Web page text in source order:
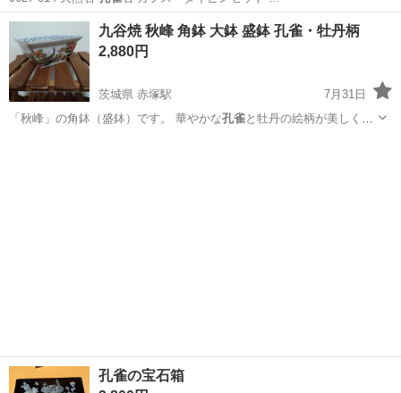
北海道 北見市 アクセサリー 現地
九谷焼 秋峰 角鉢 大鉢 盛鉢 孔雀・牡丹柄
2,880円
茨城県 赤塚駅
7月31日
「秋峰」の角鉢（盛鉢）です。 華やかな孔雀と牡丹の絵柄が美しく、
孔雀の宝石箱